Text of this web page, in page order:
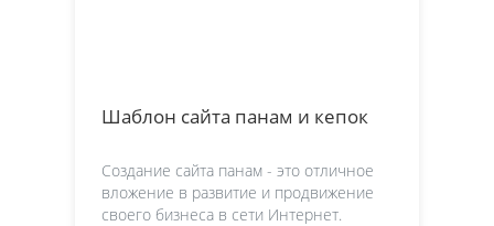
Шаблон сайта панам и кепок
Создание сайта панам - это отличное
вложение в развитие и продвижение
своего бизнеса в сети Интернет.